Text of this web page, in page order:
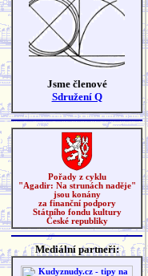
Jsme členové
Sdružení Q
Pořady z cyklu
"Agadir: Na strunách naděje"
jsou konány
za finanční podpory
Státního fondu kultury
České republiky
Mediální partneři: